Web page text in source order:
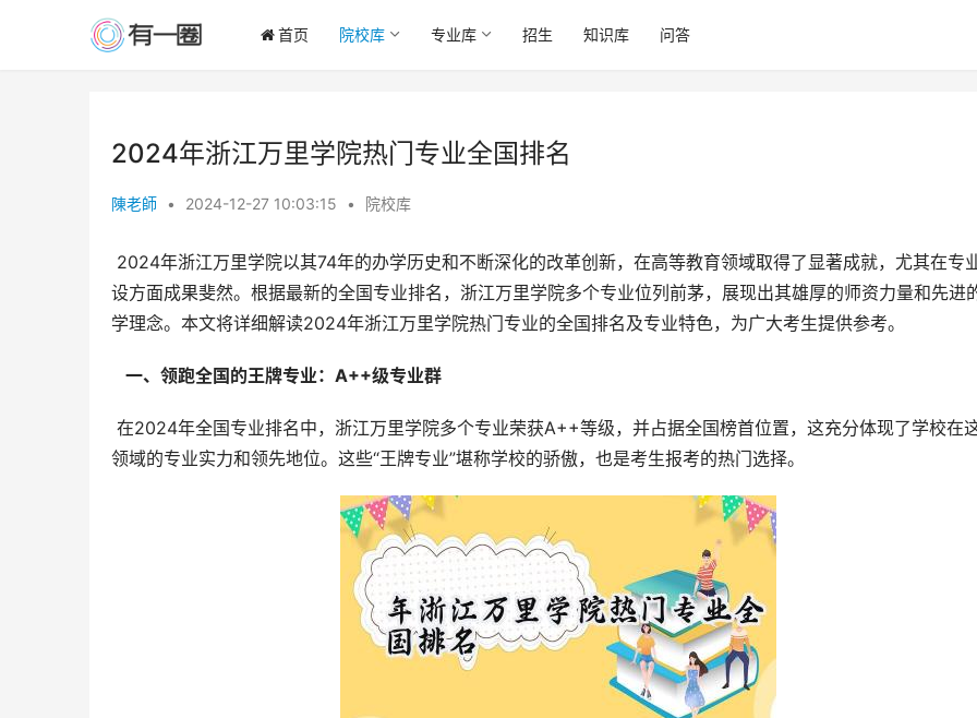
首页 院校库 专业库 招生 知识库 问答
2024年浙江万里学院热门专业全国排名
陳老師 • 2024-12-27 10:03:15 • 院校库
设方面成果斐然。根据最新的全国专业排名，浙江万里学院多个专业位列前茅，展现出其雄厚的师资力量和先进
学理念。本文将详细解读2024年浙江万里学院热门专业的全国排名及专业特色，为广大考生提供参考。
  一、领跑全国的王牌专业：A++级专业群
领域的专业实力和领先地位。这些“王牌专业”堪称学校的骄傲，也是考生报考的热门选择。